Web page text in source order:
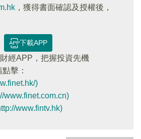
，獲得書面確認及授權後，
下載APP
經APP，把握投資先機
擊：
)
www.finet.com.cn)
www.fintv.hk)